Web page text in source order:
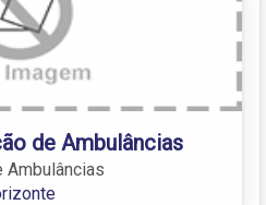
de Ambulâncias
Ambulâncias